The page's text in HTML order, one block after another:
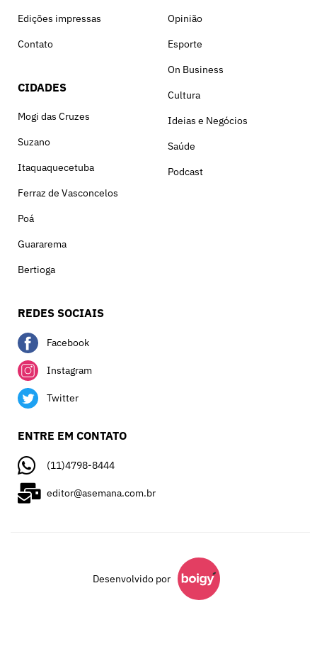
Edições impressas
Contato
CIDADES
Mogi das Cruzes
Suzano
Itaquaquecetuba
Ferraz de Vasconcelos
Poá
Guararema
Bertioga
Opinião
Esporte
On Business
Cultura
Ideias e Negócios
Saúde
Podcast
REDES SOCIAIS
Facebook
Instagram
Twitter
ENTRE EM CONTATO
(11)4798-8444
editor@asemana.com.br
Desenvolvido por